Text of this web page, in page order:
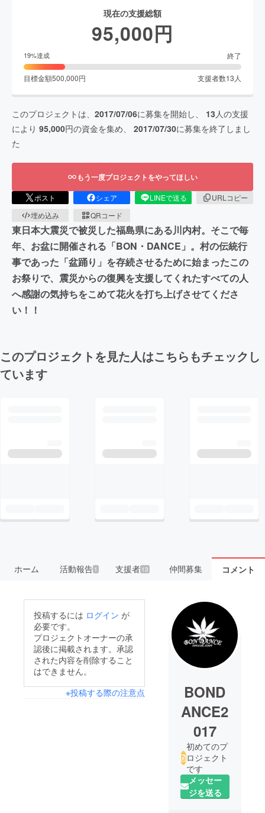
現在の支援総額
95,000円
19%達成 終了
目標金額500,000円 支援者数13 人
このプロジェクトは、 2017/07/06に募集を開始し、 13 人の支援
により 95,000円の資金を集め、 2017/07/30に募集を終了しまし
た
もう一度プロジェクトをやってほしい
ポスト シェア LINEで送る
URLコピー
埋め込み
QRコード
東日本大震災で被災した福島県にある川内村。そこで毎
年、お盆に開催される「BON・DANCE」。村の伝統行
事であった「盆踊り」を存続させるために始まったこの
お祭りで、震災からの復興を支援してくれたすべての人
へ感謝の気持ちをこめて花火を打ち上げさせてくださ
い！！
このプロジェクトを見た人はこちらもチェックし
ています
ホーム 活動報告1 支援者 13 仲間募集 コメント
投稿するには ログイン が
必要です。
プロジェクトオーナーの承
認後に掲載されます。承認
された内容を削除すること
はできません。
※投稿する際の注意点
BOND
ANCE2
017
初めてのプ
ロジェクト
です
メッセー
ジを送る